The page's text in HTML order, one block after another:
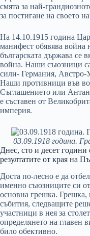
смята за най-
за постигане на своето
На 14.10.1915 година
манифест обявява война
българската държава се
война. Наши съюзници
сили- Германия, Австро-
Наши противници във
Съглашението или
е съставен от
империя.
03.09.1918 година.
Днес, сто и десет
резултатите от края на
Доста по-лесно е да
именно съюзниците си
основна грешка. Грешка,
събития, следващите
участници в нея за
определянето на главен
било обективно.